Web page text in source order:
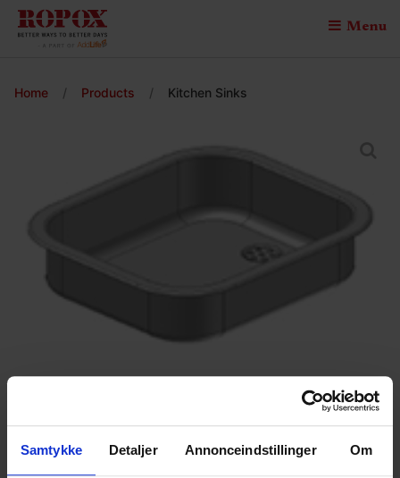
Samtykke Detaljer Annonceindstillinger Om
Menu
Home / Products / Kitchen Sinks
Stainless steel sinks 40×34 cm including